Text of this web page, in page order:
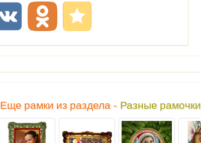
Еще рамки из раздела - Разные рамочки